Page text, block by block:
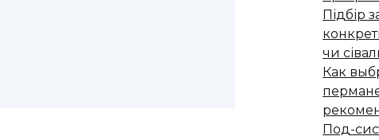
Підбір
чи
Как
Под-